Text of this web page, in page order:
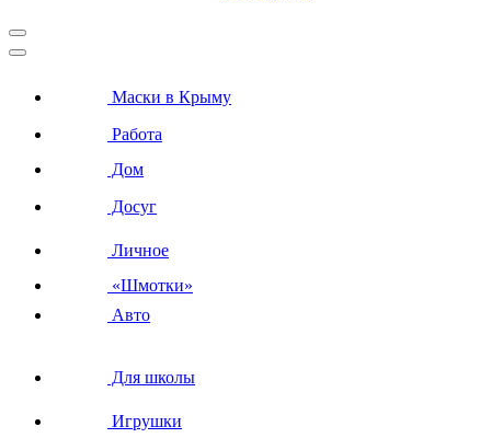
Маски в Крыму
Работа
Дом
Досуг
Личное
«Шмотки»
Авто
Для школы
Игрушки